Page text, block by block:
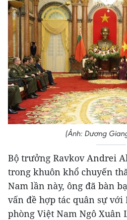
(Ảnh: Dương
Bộ trưởng Ravkov Andrei
trong khuôn khổ chuyến
Nam lần này, ông đã bàn
vấn đề hợp tác quân sự với
phòng Việt Nam Ngô Xuân